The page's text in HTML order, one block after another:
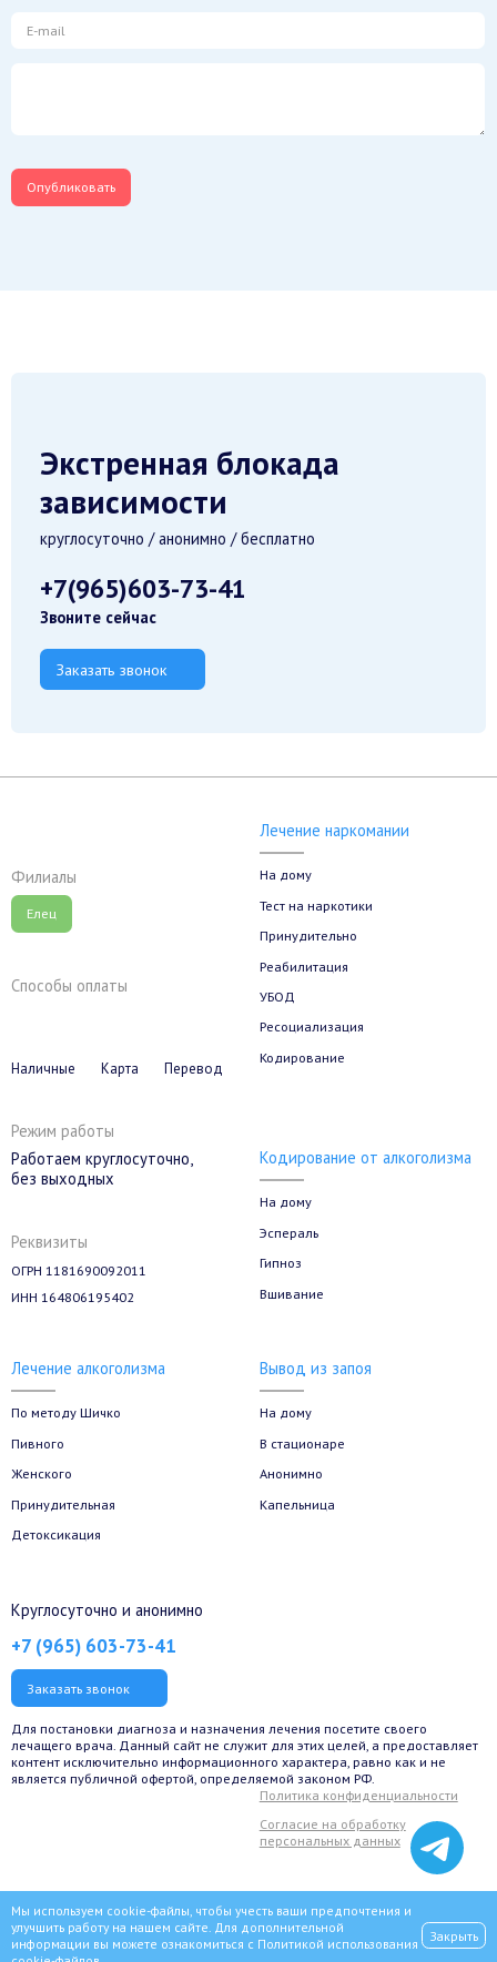
Экстренная блокада
зависимости
круглосуточно / анонимно / бесплатно
+7(965)603-73-41
Звоните сейчас
Заказать звонок
Филиалы
Елец
Способы оплаты
Наличные Карта Перевод
Режим работы
Работаем круглосуточно,
без выходных
Реквизиты
ОГРН 1181690092011
ИНН 164806195402
Лечение наркомании
На дому
Тест на наркотики
Принудительно
Реабилитация
УБОД
Ресоциализация
Кодирование
Кодирование от алкоголизма
На дому
Эспераль
Гипноз
Вшивание
Лечение алкоголизма
По методу Шичко
Пивного
Женского
Принудительная
Детоксикация
Вывод из запоя
На дому
В стационаре
Анонимно
Капельница
Круглосуточно и анонимно
+7 (965) 603-73-41
Заказать звонок
Для постановки диагноза и назначения лечения посетите своего
лечащего врача. Данный сайт не служит для этих целей, а предоставляет
контент исключительно информационного характера, равно как и не
является публичной офертой, определяемой законом РФ.
Политика конфиденциальности
Согласие на обработку
персональных данных
© 2022 Сеть наркологических клиник «ВИТА» для наркозависимых,
Мы используем cookie-файлы, чтобы учесть ваши предпочтения и
улучшить работу на нашем сайте. Для дополнительной
информации вы можете ознакомиться с Политикой использования
Закрыть